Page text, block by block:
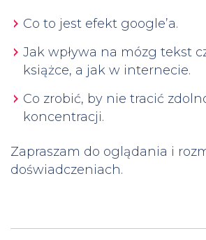
Co to jest efekt google’a.
Jak wpływa na mózg tekst
książce, a jak w internecie.
Co zrobić, by nie tracić
koncentracji.
Zapraszam do oglądania i
doświadczeniach.